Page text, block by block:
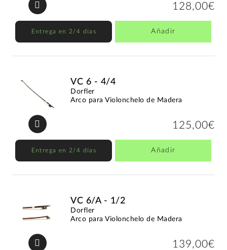
128,00€
Entrega en 2/4 días Añadir
VC 6 - 4/4
Dorfler
Arco para Violonchelo de Madera
125,00€
Entrega en 2/4 días Añadir
VC 6/A - 1/2
Dorfler
Arco para Violonchelo de Madera
139,00€